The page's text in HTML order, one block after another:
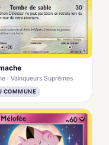
: Vainqueurs Suprêmes
COMMUNE